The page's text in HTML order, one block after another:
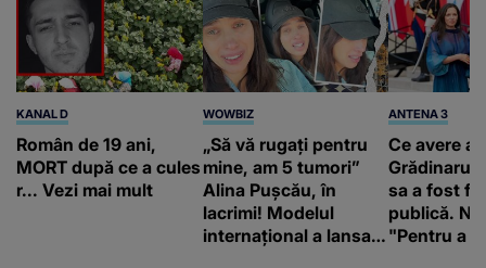
KANAL D
Român de 19 ani,
MORT după ce a cules
r... Vezi mai mult
WOWBIZ
„Să vă rugați pentru
mine, am 5 tumori”
Alina Pușcău, în
lacrimi! Modelul
internațional a lansat
ANTENA 3
Ce avere
Grădinaru.
sa a fost
publică.
"Pentru a